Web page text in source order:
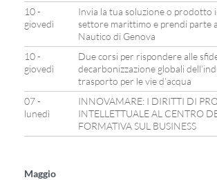
10 -
giovedì
Invia la tua soluzione o prodotto
settore marittimo e prendi parte
Nautico di Genova
10 -
giovedì
Due corsi per rispondere alle
decarbonizzazione globali
trasporto per le vie d’acqua
07 -
lunedì
INNOVAMARE: I DIRITTI DI
INTELLETTUALE AL CENTRO
FORMATIVA SUL BUSINESS
Maggio